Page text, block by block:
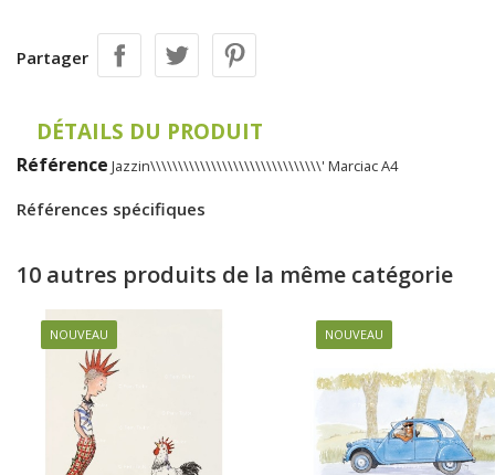
Partager
DÉTAILS DU PRODUIT
Référence Jazzin\\\\\\\\\\\\\\\\\\\\\\\\\\\\\\\' Marciac A4
Références spécifiques
10 autres produits de la même catégorie
NOUVEAU NOUVEAU